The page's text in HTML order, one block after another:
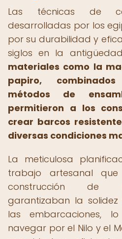
Las técnicas de
desarrolladas por los
por su durabilidad y
siglos en la
materiales como la
papiro,
métodos de
permitieron a los
crear barcos
diversas condiciones
La meticulosa
trabajo artesanal
construcción de
garantizaban la
las embarcaciones,
navegar por el Nilo y el